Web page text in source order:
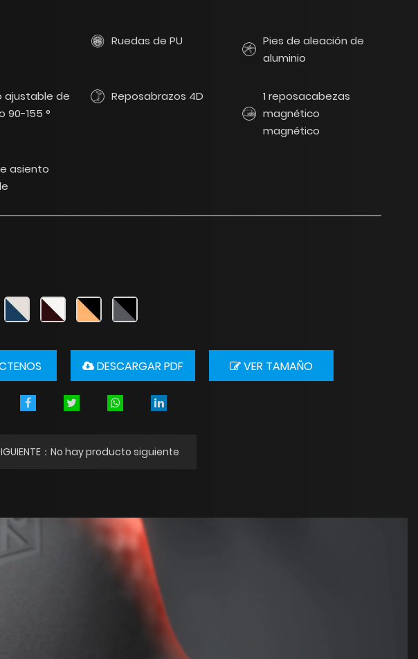
Ruedas de PU
Pies de aleación de
aluminio
ajustable de
90-155 °
Reposabrazos 4D
1 reposacabezas
magnético
magnético
asiento
DESCARGAR PDF VER TAMAÑO
：No hay producto siguiente